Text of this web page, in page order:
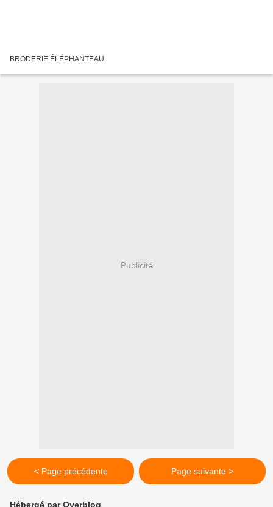
BRODERIE ÉLÉPHANTEAU
Publicité
< Page précédente Page suivante >
Hébergé par Overblog